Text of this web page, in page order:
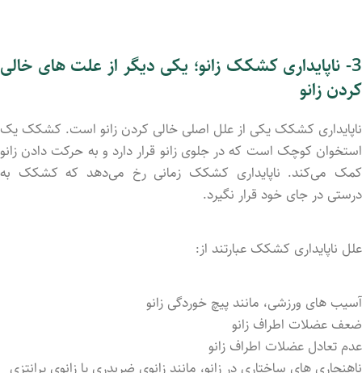
3- ناپایداری کشکک زانو؛ یکی دیگر از علت های خالی
کردن زانو
ناپایداری کشکک یکی از علل اصلی خالی کردن زانو است. کشکک یک
استخوان کوچک است که در جلوی زانو قرار دارد و به حرکت دادن زانو
کمک می‌کند. ناپایداری کشکک زمانی رخ می‌دهد که کشکک به
درستی در جای خود قرار نگیرد.
علل ناپایداری کشکک عبارتند از:
آسیب ‌های ورزشی، مانند پیچ خوردگی زانو
ضعف عضلات اطراف زانو
عدم تعادل عضلات اطراف زانو
ناهنجاری‌ های ساختاری در زانو، مانند زانوی ضربدری یا زانوی پرانتزی